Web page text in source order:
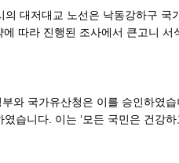
대저대교 노선은 낙동강하구
따라 진행된 조사에서 큰고니
와 국가유산청은 이를 승인하
습니다. 이는 ‘모든 국민은 건